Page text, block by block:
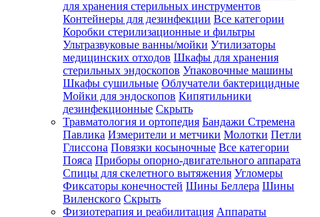
для хранения стерильных инструментов
Контейнеры для дезинфекции Все категории
Коробки стерилизационные и фильтры
Ультразвуковые ванны/мойки Утилизаторы
медицинских отходов Шкафы для хранения
стерильных эндоскопов Упаковочные машины
Шкафы сушильные Облучатели бактерицидные
Мойки для эндоскопов Кипятильники
дезинфекционные Скрыть
Травматология и ортопедия Бандажи Стремена
Павлика Измерители и метчики Молотки Петли
Глиссона Повязки косыночные Все категории
Пояса Приборы опорно-двигательного аппарата
Спицы для скелетного вытяжения Угломеры
Фиксаторы конечностей Шины Беллера Шины
Виленского Скрыть
Физиотерапия и реабилитация Аппараты